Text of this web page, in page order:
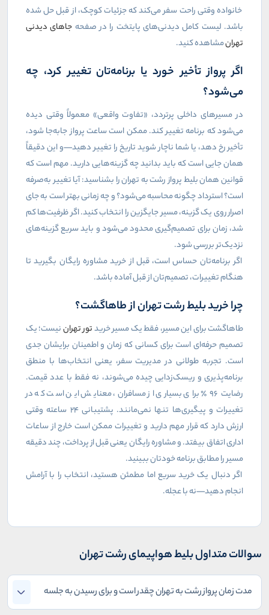
خانواده وقتی راحت سفر می‌کند که جزئیات کوچک، از قبل حل شده
باشد. لیست کامل دیدنی‌های پایتخت را در صفحه جاهای دیدنی
تهرانمشاهده کنید.
اگر پرواز تأخیر خورد یا برنامه‌تان تغییر کرد، چه
می‌شود؟
در مسیرهای داخلی پرتردد، «تفاوت واقعی» معمولاً وقتی دیده
می‌شود که برنامه تغییر کند. ممکن است ساعت پرواز جابه‌جا شود،
تأخیر رخ دهد، یا شما ناچار شوید تاریخ را تغییر دهید—و این دقیقاً
همان جایی است که باید بدانید چه گزینه‌هایی دارید. مهم است که
قوانین همان بلیط پرواز رشت به تهران را بشناسید: آیا تغییر به‌صرفه
است؟ استرداد چگونه محاسبه می‌شود؟ و چه زمانی بهتر است به جای
اصرار روی یک گزینه، مسیر جایگزین را انتخاب کنید. اگر ظرفیت‌ها کم
شد، زمان برای تصمیم‌گیری محدود می‌شود و باید سریع گزینه‌های
نزدیک‌تر بررسی شود.
اگر برنامه‌تان حساس است، قبل از خرید مشاوره رایگان بگیرید تا
هنگام تغییرات، تصمیم‌تان از قبل آماده باشد.
چرا خرید بلیط رشت تهران از طاهاگشت؟
طاهاگشت برای این مسیر، فقط یک مسیر خریدتور تهراننیست؛ یک
تصمیم حرفه‌ای است برای کسانی که زمان و اطمینان برایشان جدی
است. تجربه طولانی در مدیریت سفر، یعنی انتخاب‌ها با منطق
برنامه‌پذیری و ریسک‌زدایی چیده می‌شوند، نه فقط با عدد قیمت.
رضایت ۹۶٪ برای بسیاری از مسافران، معنایش این است که در
تغییرات و پیگیری‌ها تنها نمی‌مانند. پشتیبانی ۲۴ ساعته وقتی
ارزش دارد که قرار مهم دارید و تغییرات ممکن است خارج از ساعات
اداری اتفاق بیفتد. و مشاوره رایگان یعنی قبل از پرداخت، چند دقیقه
مسیر را مطابق برنامه خودتان ببینید.
اگر دنبال یک خرید سریع اما مطمئن هستید، انتخاب را با آرامش
انجام دهید—نه با عجله.
سوالات متداول بلیط هواپیمای رشت تهران
مدت زمان پرواز رشت به تهران چقدر است و برای رسیدن به جلسه
چقدر حاشیه امن لازم دارم؟